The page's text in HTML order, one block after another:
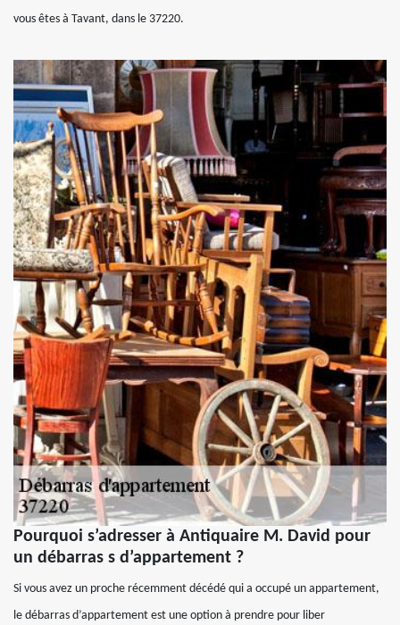
vous êtes à Tavant, dans le 37220.
Pourquoi s’adresser à Antiquaire M. David pour
un débarras s d’appartement ?
Si vous avez un proche récemment décédé qui a occupé un appartement,
le débarras d’appartement est une option à prendre pour liber